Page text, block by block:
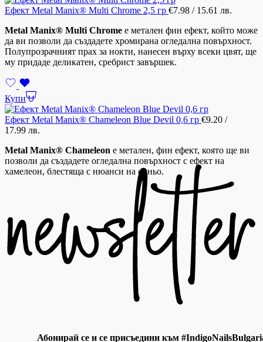
Ефект Metal Manix® Multi Chrome 2,5 гр €7.98 / 15.61 лв.
Metal Manix® Multi Chrome е метален фин ефект, който може
да ви позволи да създадете хромирана огледална повърхност.
Полупрозрачният прах за нокти, нанесен върху всеки цвят, ще
му придаде деликатен, сребрист завършек.
Купи
Ефект Metal Manix® Chameleon Blue Devil 0,6 гр €9.20 /
17.99 лв.
Metal Manix® Chameleon е метален, фин ефект, която ще ви
позволи да създадете огледална повърхност с ефект на
хамелеон, блестяща с нюанси на синьо.
Абонирай се и се присъедини към